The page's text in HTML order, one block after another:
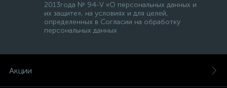
2013года № 94-V «О персональных данных и
их защите», на условиях и для целей,
определенных в Согласии на обработку
персональных данных
Акции